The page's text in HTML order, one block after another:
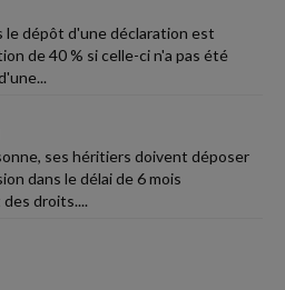
dépôt d'une déclaration est
de 40 % si celle-ci n'a pas été
ses héritiers doivent déposer
dans le délai de 6 mois
droits....